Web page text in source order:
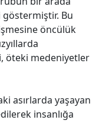
Bu
öncülük
öteki medeniyetler
asırlarda yaşayan
insanlığa